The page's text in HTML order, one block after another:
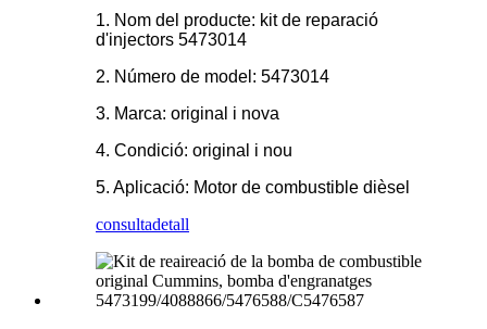
1. Nom del producte: kit de reparació
d'injectors 5473014
2. Número de model: 5473014
3. Marca: original i nova
4. Condició: original i nou
5. Aplicació: Motor de combustible dièsel
consultadetall